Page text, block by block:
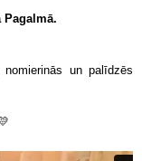
Pagalmā.
un palīdzēs